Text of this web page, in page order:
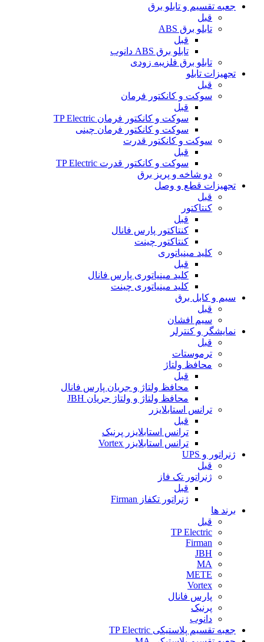
جعبه تقسیم و تابلو برق
قبل
تابلو برق ABS
قبل
تابلو برق ABS دانوب
تابلو برق فلزیبه زودی
تجهیزات تابلو
قبل
سوکت و کانکتور فرمان
قبل
سوکت و کانکتور فرمان TP Electric
سوکت و کانکتور فرمان چینی
سوکت و کانکتور قدرت
قبل
سوکت و کانکتور قدرت TP Electric
دو شاخه و پریز برق
تجهیزات قطع و وصل
قبل
کنتاکتور
قبل
کنتاکتور پارس فانال
کنتاکتور چینت
کلید مینیاتوری
قبل
کلید مینیاتوری پارس فانال
کلید مینیاتوری چینت
سیم و کابل برق
قبل
سیم افشان
نمایشگر و کنترلر
قبل
ترموستات
محافظ ولتاژ
قبل
محافظ ولتاژ و جریان پارس فانال
محافظ ولتاژ و ولتاژ جریان JBH
ترانس استابلایزر
قبل
ترانس استابلایزر پرنیک
ترانس استابلایزر Vortex
ژنراتور و UPS
قبل
ژنراتور تک فاز
قبل
ژنراتور تکفاز Firman
برند ها
قبل
TP Electric
Firman
JBH
MA
METE
Vortex
پارس فانال
پرنیک
دانوب
جعبه تقسیم پلاستیکی TP Electric